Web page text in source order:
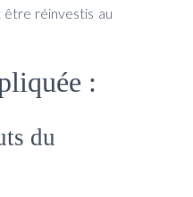
être réinvestis au
:
du